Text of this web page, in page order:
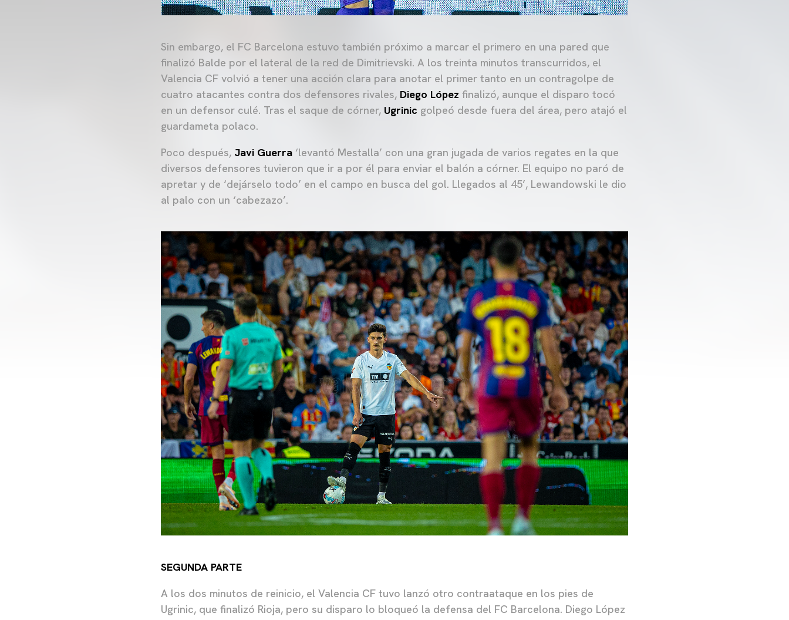
Sin embargo, el FC Barcelona estuvo también próximo a marcar el primero en una pared que
finalizó Balde por el lateral de la red de Dimitrievski. A los treinta minutos transcurridos, el
Valencia CF volvió a tener una acción clara para anotar el primer tanto en un contragolpe de
cuatro atacantes contra dos defensores rivales, Diego López finalizó, aunque el disparo tocó
en un defensor culé. Tras el saque de córner, Ugrinic golpeó desde fuera del área, pero atajó el
guardameta polaco.
Poco después, Javi Guerra ‘levantó Mestalla’ con una gran jugada de varios regates en la que
diversos defensores tuvieron que ir a por él para enviar el balón a córner. El equipo no paró de
apretar y de ‘dejárselo todo’ en el campo en busca del gol. Llegados al 45’, Lewandowski le dio
al palo con un ‘cabezazo’.
SEGUNDA PARTE
A los dos minutos de reinicio, el Valencia CF tuvo lanzó otro contraataque en los pies de
Ugrinic, que finalizó Rioja, pero su disparo lo bloqueó la defensa del FC Barcelona. Diego López